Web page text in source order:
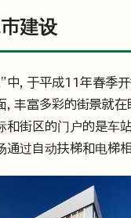
建设
，于平成11年春季开
丰富多彩的街景就在
和街区的门户的是车
通过自动扶梯和电梯